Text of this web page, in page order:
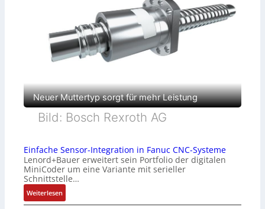
Neuer Muttertyp sorgt für mehr Leistung
Bild: Bosch Rexroth AG
Einfache Sensor-Integration in Fanuc CNC-Systeme
Lenord+Bauer erweitert sein Portfolio der digitalen
MiniCoder um eine Variante mit serieller
Schnittstelle…
Weiterlesen:
E